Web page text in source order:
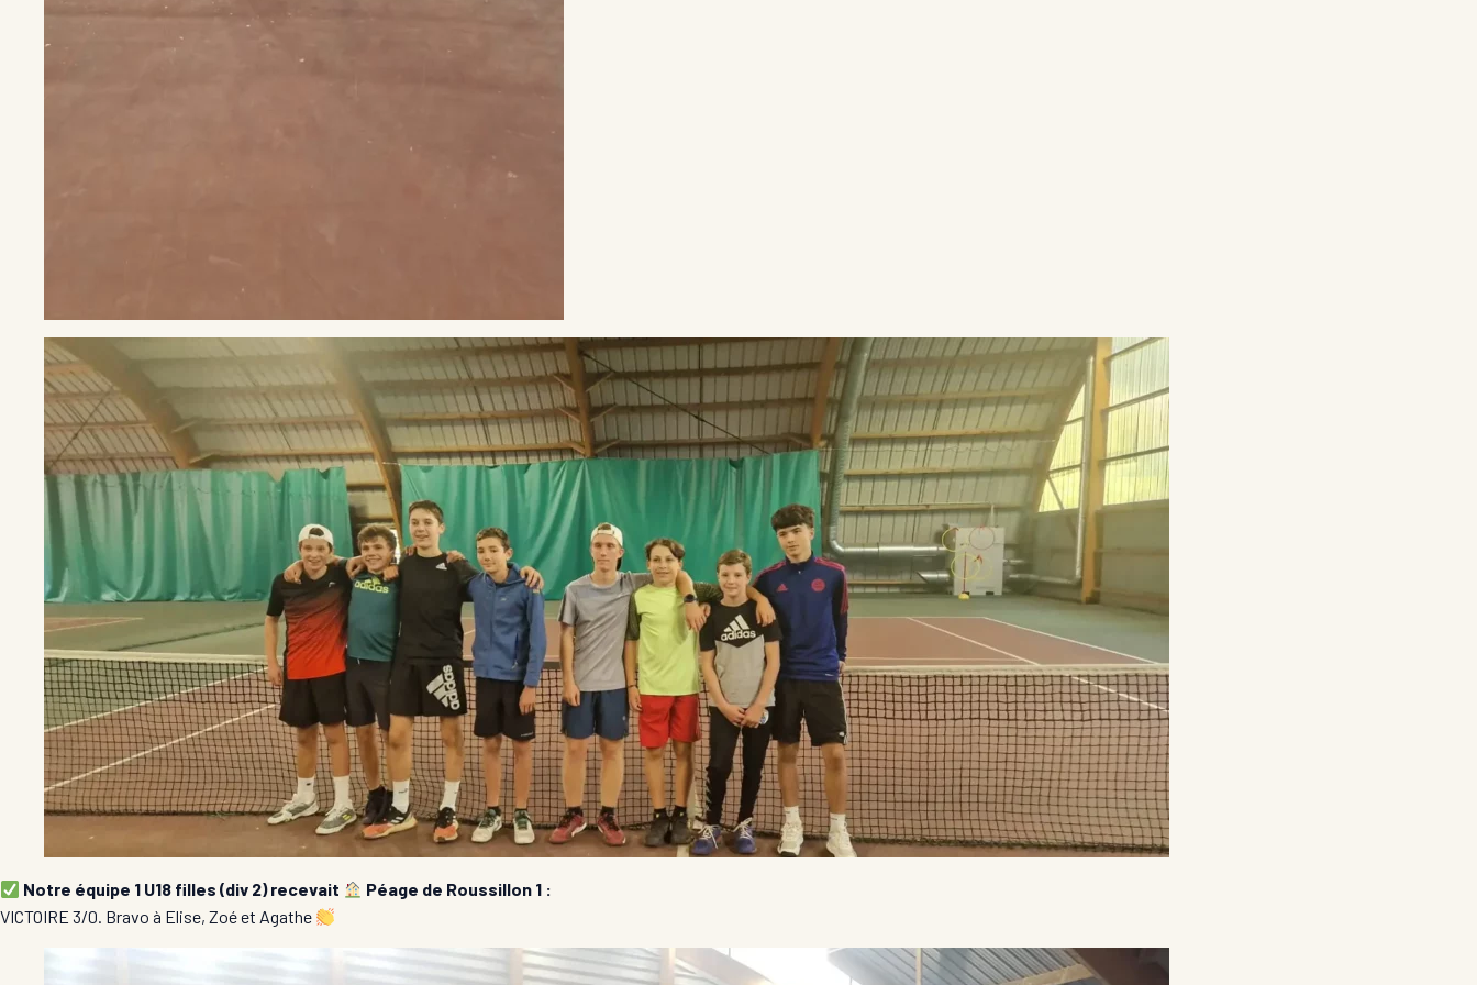
Notre équipe 1 U18 filles (div 2) recevait
Péage de Roussillon 1 :
VICTOIRE 3/0. Bravo à Elise, Zoé et Agathe